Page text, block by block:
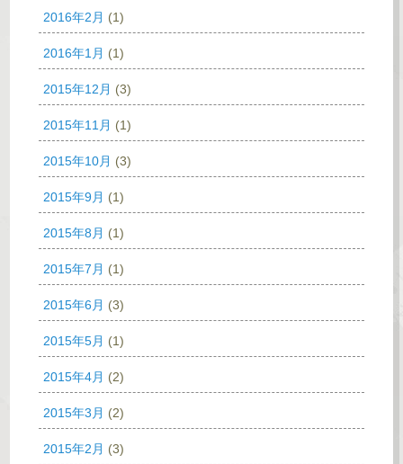
2016年2月 (1)
2016年1月 (1)
2015年12月 (3)
2015年11月 (1)
2015年10月 (3)
2015年9月 (1)
2015年8月 (1)
2015年7月 (1)
2015年6月 (3)
2015年5月 (1)
2015年4月 (2)
2015年3月 (2)
2015年2月 (3)